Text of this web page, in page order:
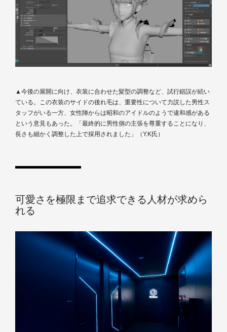
▲今後の展開に向け、衣装に合わせた髪型の調整など、試行錯誤が続い
ている。この衣装のサイドの後れ毛は、重要性について力説した男性ス
タッフがいる一方、女性陣からは昭和のアイドルのようで違和感がある
という意見もあった。「最終的に男性側の主張を尊重することになり、
長さも細かく調整した上で採用されました」（Y.K氏）
可愛さを極限まで追求できる人材が求めら
れる